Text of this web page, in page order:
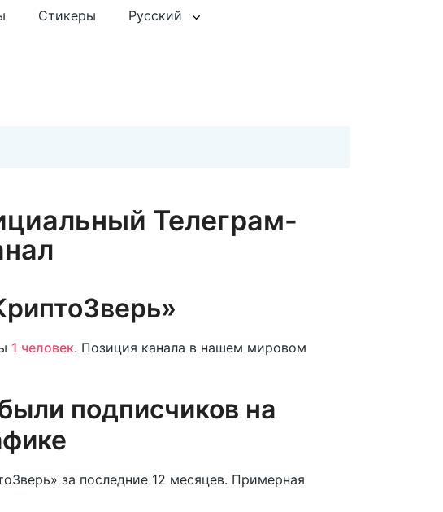
Стикеры Русский
Телеграм-
1 человек. Позиция канала в нашем мировом
подписчиков на
за последние 12 месяцев. Примерная